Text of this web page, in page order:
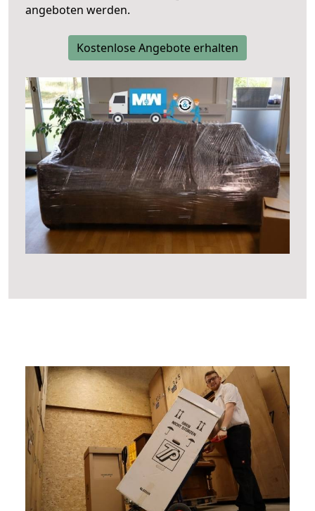
angeboten werden.
Kostenlose Angebote erhalten